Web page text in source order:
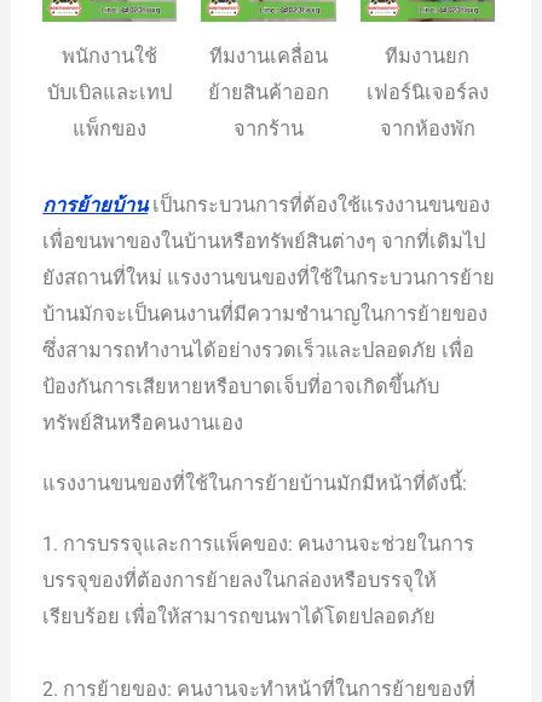
พนักงานใช้
บับเบิลและเทป
แพ็กของ
ทีมงานเคลื่อน
ย้ายสินค้าออก
จากร้าน
ทีมงานยก
เฟอร์นิเจอร์ลง
จากห้องพัก
การย้ายบ้านเป็นกระบวนการที่ต้องใช้แรงงานขนของ
เพื่อขนพาของในบ้านหรือทรัพย์สินต่างๆ จากที่เดิมไป
ยังสถานที่ใหม่ แรงงานขนของที่ใช้ในกระบวนการย้าย
บ้านมักจะเป็นคนงานที่มีความชำนาญในการย้ายของ
ซึ่งสามารถทำงานได้อย่างรวดเร็วและปลอดภัย เพื่อ
ป้องกันการเสียหายหรือบาดเจ็บที่อาจเกิดขึ้นกับ
ทรัพย์สินหรือคนงานเอง
แรงงานขนของที่ใช้ในการย้ายบ้านมักมีหน้าที่ดังนี้:
1. การบรรจุและการแพ็คของ: คนงานจะช่วยในการ
บรรจุของที่ต้องการย้ายลงในกล่องหรือบรรจุให้
เรียบร้อย เพื่อให้สามารถขนพาได้โดยปลอดภัย
2. การย้ายของ: คนงานจะทำหน้าที่ในการย้ายของที่